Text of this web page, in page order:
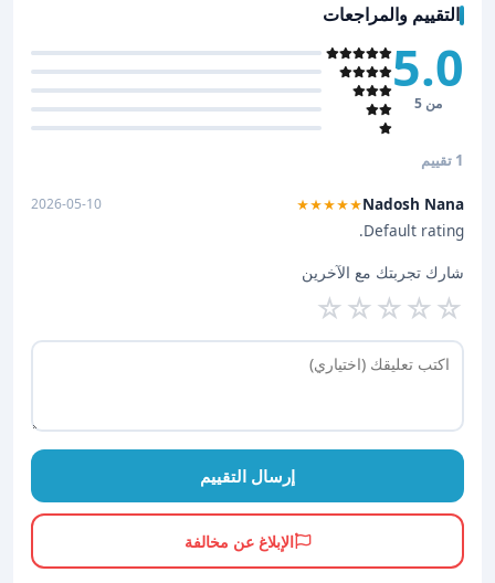
التقييم والمراجعات
5.0
من 5
1 تقييم
Nadosh Nana
★★★★★
2026-05-10
Default rating.
شارك تجربتك مع الآخرين
☆
☆
☆
☆
☆
إرسال التقييم
الإبلاغ عن مخالفة